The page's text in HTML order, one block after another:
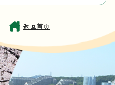
返回首页